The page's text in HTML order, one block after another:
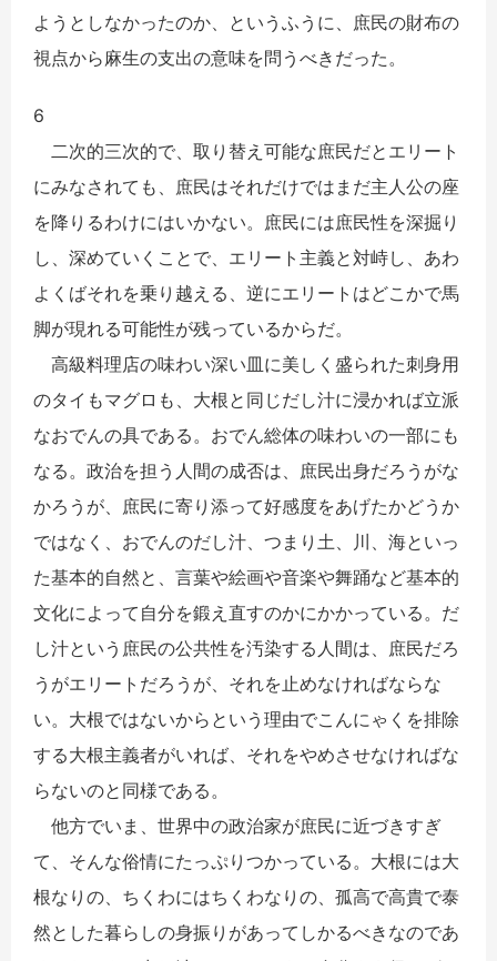
ようとしなかったのか、というふうに、庶民の財布の
視点から麻生の支出の意味を問うべきだった。
6
二次的三次的で、取り替え可能な庶民だとエリート
にみなされても、庶民はそれだけではまだ主人公の座
を降りるわけにはいかない。庶民には庶民性を深掘り
し、深めていくことで、エリート主義と対峙し、あわ
よくばそれを乗り越える、逆にエリートはどこかで馬
脚が現れる可能性が残っているからだ。
高級料理店の味わい深い皿に美しく盛られた刺身用
のタイもマグロも、大根と同じだし汁に浸かれば立派
なおでんの具である。おでん総体の味わいの一部にも
なる。政治を担う人間の成否は、庶民出身だろうがな
かろうが、庶民に寄り添って好感度をあげたかどうか
ではなく、おでんのだし汁、つまり土、川、海といっ
た基本的自然と、言葉や絵画や音楽や舞踊など基本的
文化によって自分を鍛え直すのかにかかっている。だ
し汁という庶民の公共性を汚染する人間は、庶民だろ
うがエリートだろうが、それを止めなければならな
い。大根ではないからという理由でこんにゃくを排除
する大根主義者がいれば、それをやめさせなければな
らないのと同様である。
他方でいま、世界中の政治家が庶民に近づきすぎ
て、そんな俗情にたっぷりつかっている。大根には大
根なりの、ちくわにはちくわなりの、孤高で高貴で泰
然とした暮らしの身振りがあってしかるべきなのであ